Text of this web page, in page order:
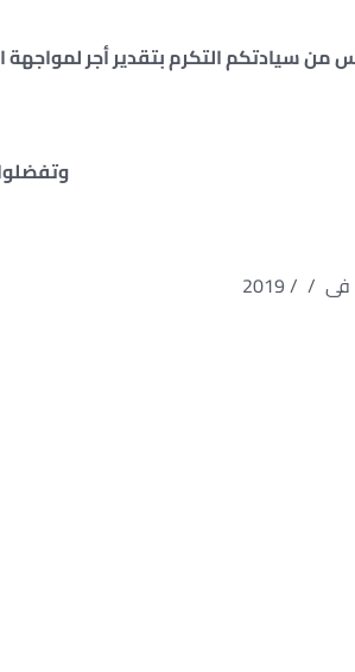
من سيادتكم التكرم بتقدير أجر لمواجهة
لسيادتكم / ………………………